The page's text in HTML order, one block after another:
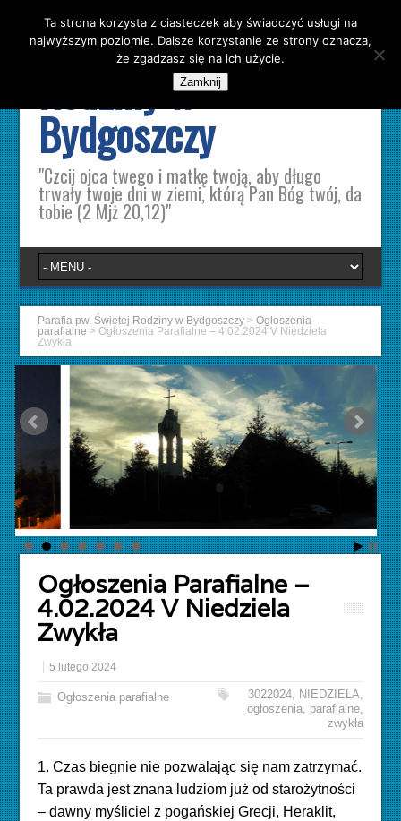
Parafia pw. Świętej
Rodziny w
Bydgoszczy
"Czcij ojca twego i matkę twoją, aby długo
trwały twoje dni w ziemi, którą Pan Bóg twój, da
tobie (2 Mjż 20,12)"
Parafia pw. Świętej Rodziny w Bydgoszczy >Ogłoszenia
parafialne >Ogłoszenia Parafialne – 4.02.2024 V Niedziela
Zwykła
Ogłoszenia Parafialne –
4.02.2024 V Niedziela
Zwykła
5 lutego 2024
Ogłoszenia parafialne 3022024, NIEDZIELA,
ogłoszenia, parafialne,
zwykła
1. Czas biegnie nie pozwalając się nam zatrzymać.
Ta prawda jest znana ludziom już od starożytności
– dawny myśliciel z pogańskiej Grecji, Heraklit,
Ta strona korzysta z ciasteczek aby świadczyć usługi na
najwyższym poziomie. Dalsze korzystanie ze strony oznacza,
że zgadzasz się na ich użycie.
Zamknij